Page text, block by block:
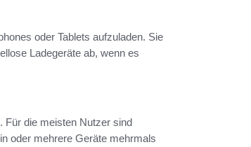
oder Tablets aufzuladen. Sie
Ladegeräte ab, wenn es
Für die meisten Nutzer sind
oder mehrere Geräte mehrmals